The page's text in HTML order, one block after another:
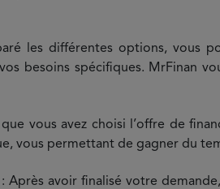
les différentes options, vous
besoins spécifiques. MrFinan
vous avez choisi l’offre de
vous permettant de gagner du
: Après avoir finalisé votre